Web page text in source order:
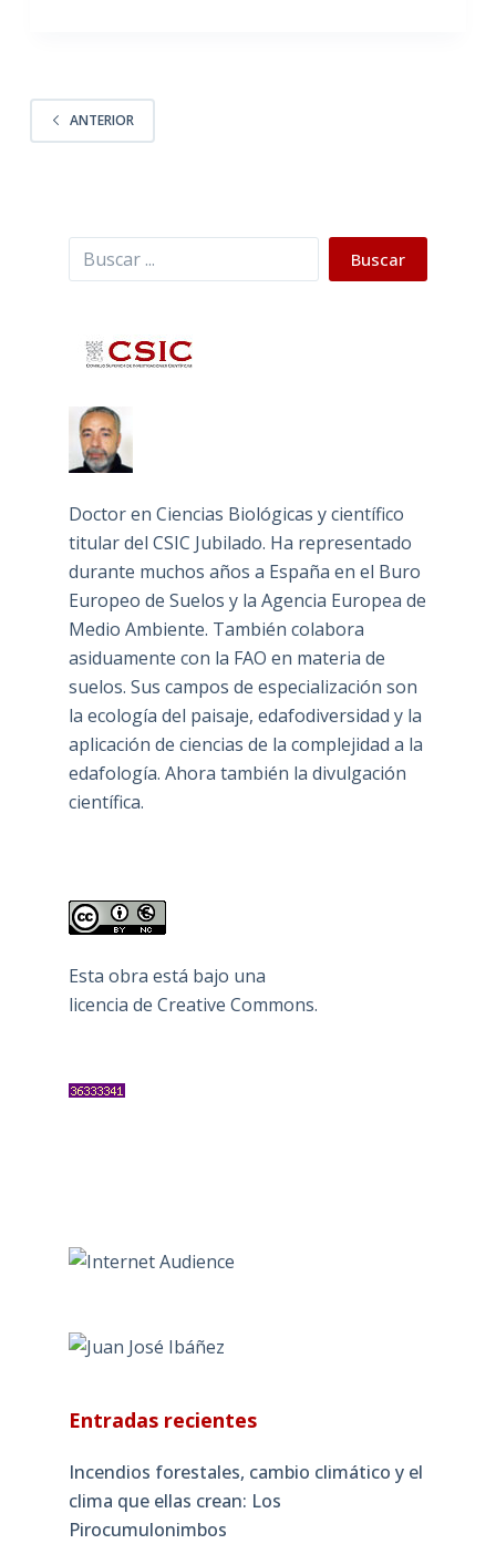
ANTERIOR
Buscar Buscar
Doctor en Ciencias Biológicas y científico
titular del CSIC Jubilado. Ha representado
durante muchos años a España en el Buro
Europeo de Suelos y la Agencia Europea de
Medio Ambiente. También colabora
asiduamente con la FAO en materia de
suelos. Sus campos de especialización son
la ecología del paisaje, edafodiversidad y la
aplicación de ciencias de la complejidad a la
edafología. Ahora también la divulgación
científica.
Esta obra está bajo una
licencia de Creative Commons.
Entradas recientes
Incendios forestales, cambio climático y el
clima que ellas crean: Los
Pirocumulonimbos